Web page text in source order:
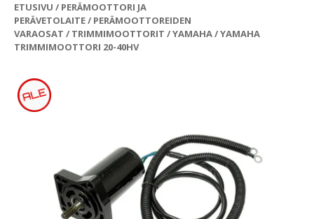
ETUSIVU / PERÄMOOTTORI JA
PERÄVETOLAITE/ PERÄMOOTTOREIDEN
VARAOSAT / TRIMMIMOOTTORIT /YAMAHA/ YAMAHA
TRIMMIMOOTTORI 20-40HV